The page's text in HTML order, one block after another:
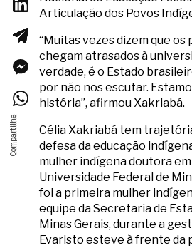
Articulação dos Povos
“Muitas vezes dizem que os
chegam atrasados à
verdade, é o Estado
por não nos escutar.
história”, afirmou Xakriabá.
Célia Xakriabá tem
defesa da educação
mulher indígena doutora
Universidade Federal de
foi a primeira mulher
equipe da Secretaria de
Minas Gerais, durante a
Evaristo esteve à frente da